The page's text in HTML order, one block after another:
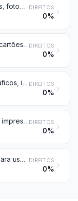
Papéis, cartões e têxteis, fotográficos, sensibilizados, não impressionados DIREITOS
0%
Chapas, filmes, papéis, cartões e têxteis, fotográficos, impressionados, mas não reveladosDIREITOS
0%
Chapas e filmes, fotográficos, impressionados e revelados, exceto os filmes cinematográficos DIREITOS
0%
Filmes cinematográficos impressionados e revelados, que contenham ou não gravação de som ou que contenham apenas gravação de somDIREITOS
0%
Preparações químicas para usos fotográficos, exceto vernizes, colas, adesivos e preparações semelhantes; produtos não misturados, quer doseados tendo em vista usos fotográficos, quer acondicionados para venda a retalho para esses mesmos usos e prontos para utilização DIREITOS
0%